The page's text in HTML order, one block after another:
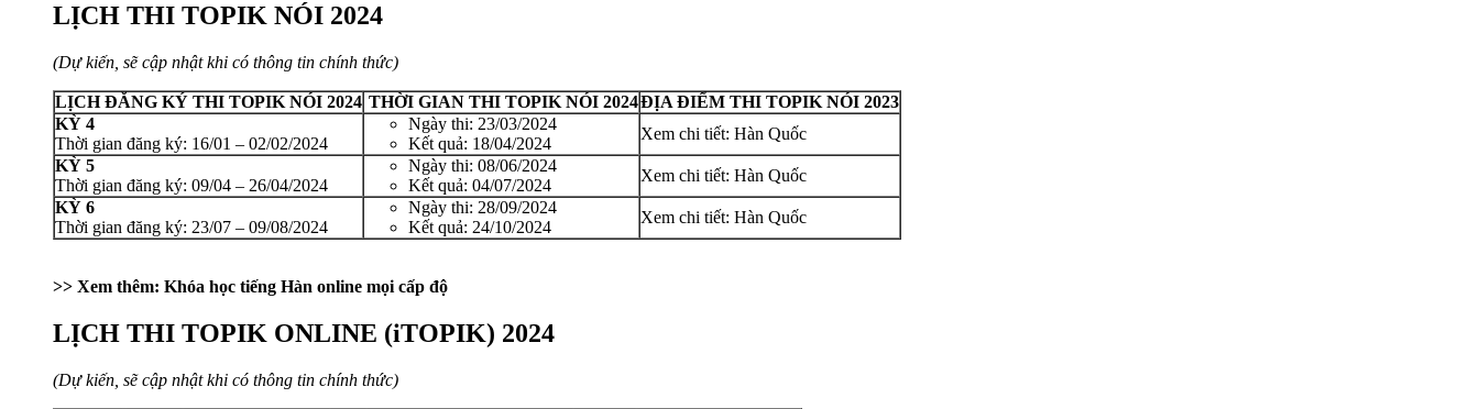
LỊCH THI TOPIK NÓI 2024
(Dự kiến, sẽ cập nhật khi có thông tin chính thức)
LỊCH ĐĂNG KÝ THI TOPIK NÓI 2024 THỜI GIAN THI TOPIK NÓI 2024ĐỊA ĐIỂM THI TOPIK NÓI 2023
KỲ 4
Thời gian đăng ký: 16/01 – 02/02/2024
Ngày thi: 23/03/2024
Kết quả: 18/04/2024
Xem chi tiết: Hàn Quốc
KỲ 5
Thời gian đăng ký: 09/04 – 26/04/2024
Ngày thi: 08/06/2024
Kết quả: 04/07/2024
Xem chi tiết: Hàn Quốc
KỲ 6
Thời gian đăng ký: 23/07 – 09/08/2024
Ngày thi: 28/09/2024
Kết quả: 24/10/2024
Xem chi tiết: Hàn Quốc
>> Xem thêm: Khóa học tiếng Hàn online mọi cấp độ
LỊCH THI TOPIK ONLINE (iTOPIK) 2024
(Dự kiến, sẽ cập nhật khi có thông tin chính thức)